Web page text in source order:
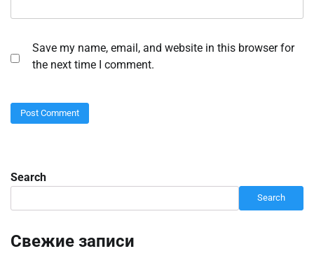
Save my name, email, and website in this browser for
the next time I comment.
Search
Search
Свежие записи